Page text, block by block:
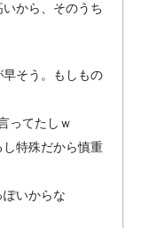
から、そのうち
そう。もしもの
ってたしｗ
特殊だから慎重
いからな